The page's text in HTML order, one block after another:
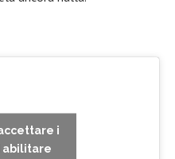
i
abilitare